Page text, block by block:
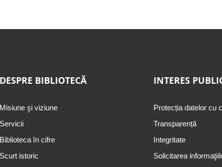
DESPRE BIBLIOTECĂ
Misiune şi viziune
Servicii
Biblioteca în cifre
Scurt istoric
INTERES
Protecția datelor cu
Transparență
Integritate
Solicitarea